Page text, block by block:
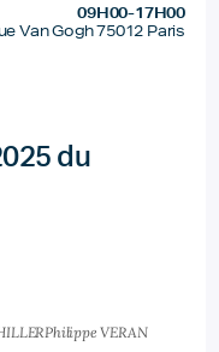
09H00-17H00
Van Gogh 75012 Paris
du
Philippe VERAN